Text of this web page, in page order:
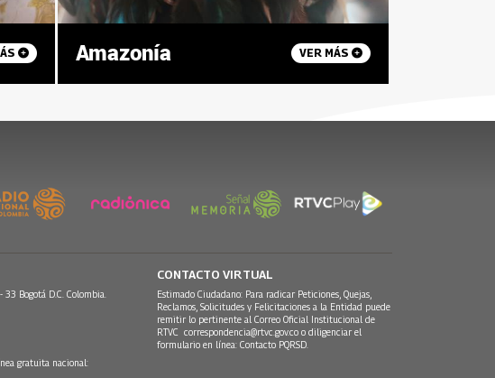
Amazonía VER MÁS
Bogotá D.C. Colombia.
gratuita nacional:
CONTACTO VIRTUAL
Estimado Ciudadano: Para radicar Peticiones, Quejas,
Reclamos, Solicitudes y Felicitaciones a la Entidad puede
remitir lo pertinente al Correo Oficial Institucional de
RTVC correspondencia@rtvc.gov.co o diligenciar el
formulario en línea: Contacto PQRSD.